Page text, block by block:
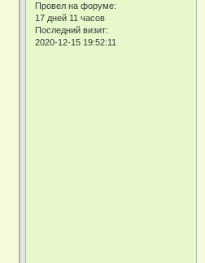
Провел на форуме:
17 дней 11 часов
Последний визит:
2020-12-15 19:52:11